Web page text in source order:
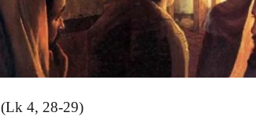
(Lk 4, 28-29)